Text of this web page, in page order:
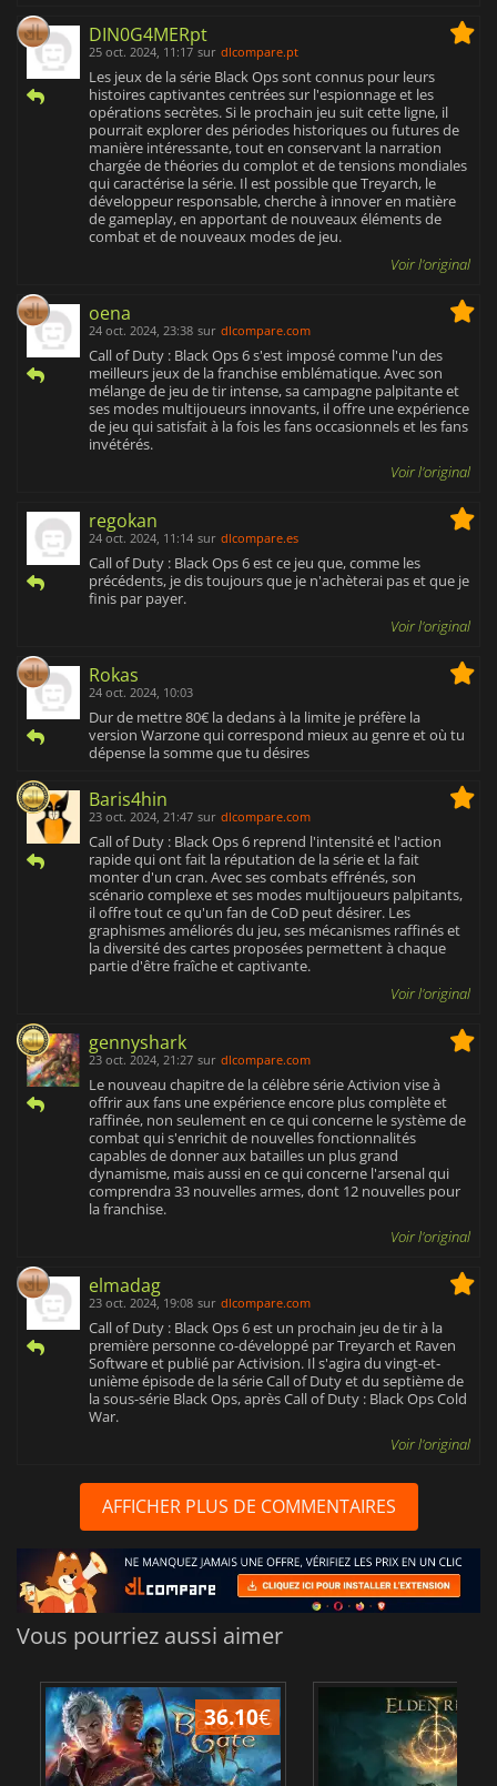
DIN0G4MERpt
25 oct. 2024, 11:17 sur dlcompare.pt
Les jeux de la série Black Ops sont connus pour leurs
histoires captivantes centrées sur l'espionnage et les
opérations secrètes. Si le prochain jeu suit cette ligne, il
pourrait explorer des périodes historiques ou futures de
manière intéressante, tout en conservant la narration
chargée de théories du complot et de tensions mondiales
qui caractérise la série. Il est possible que Treyarch, le
développeur responsable, cherche à innover en matière
de gameplay, en apportant de nouveaux éléments de
combat et de nouveaux modes de jeu.
Voir l'original
oena
24 oct. 2024, 23:38 sur dlcompare.com
Call of Duty : Black Ops 6 s'est imposé comme l'un des
meilleurs jeux de la franchise emblématique. Avec son
mélange de jeu de tir intense, sa campagne palpitante et
ses modes multijoueurs innovants, il offre une expérience
de jeu qui satisfait à la fois les fans occasionnels et les fans
invétérés.
Voir l'original
regokan
24 oct. 2024, 11:14 sur dlcompare.es
Call of Duty : Black Ops 6 est ce jeu que, comme les
précédents, je dis toujours que je n'achèterai pas et que je
finis par payer.
Voir l'original
Rokas
24 oct. 2024, 10:03
Dur de mettre 80€ la dedans à la limite je préfère la
version Warzone qui correspond mieux au genre et où tu
dépense la somme que tu désires
Baris4hin
23 oct. 2024, 21:47 sur dlcompare.com
Call of Duty : Black Ops 6 reprend l'intensité et l'action
rapide qui ont fait la réputation de la série et la fait
monter d'un cran. Avec ses combats effrénés, son
scénario complexe et ses modes multijoueurs palpitants,
il offre tout ce qu'un fan de CoD peut désirer. Les
graphismes améliorés du jeu, ses mécanismes raffinés et
la diversité des cartes proposées permettent à chaque
partie d'être fraîche et captivante.
Voir l'original
gennyshark
23 oct. 2024, 21:27 sur dlcompare.com
Le nouveau chapitre de la célèbre série Activion vise à
offrir aux fans une expérience encore plus complète et
raffinée, non seulement en ce qui concerne le système de
combat qui s'enrichit de nouvelles fonctionnalités
capables de donner aux batailles un plus grand
dynamisme, mais aussi en ce qui concerne l'arsenal qui
comprendra 33 nouvelles armes, dont 12 nouvelles pour
la franchise.
Voir l'original
elmadag
23 oct. 2024, 19:08 sur dlcompare.com
Call of Duty : Black Ops 6 est un prochain jeu de tir à la
première personne co-développé par Treyarch et Raven
Software et publié par Activision. Il s'agira du vingt-et-
unième épisode de la série Call of Duty et du septième de
la sous-série Black Ops, après Call of Duty : Black Ops Cold
War.
Voir l'original
AFFICHER PLUS DE COMMENTAIRES
Vous pourriez aussi aimer
36.10€